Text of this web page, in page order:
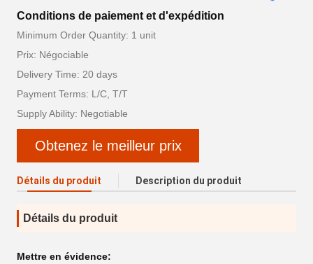
Conditions de paiement et d'expédition
Minimum Order Quantity: 1 unit
Prix: Négociable
Delivery Time: 20 days
Payment Terms: L/C, T/T
Supply Ability: Negotiable
Obtenez le meilleur prix
Détails du produit Description du produit
Détails du produit
Mettre en évidence: